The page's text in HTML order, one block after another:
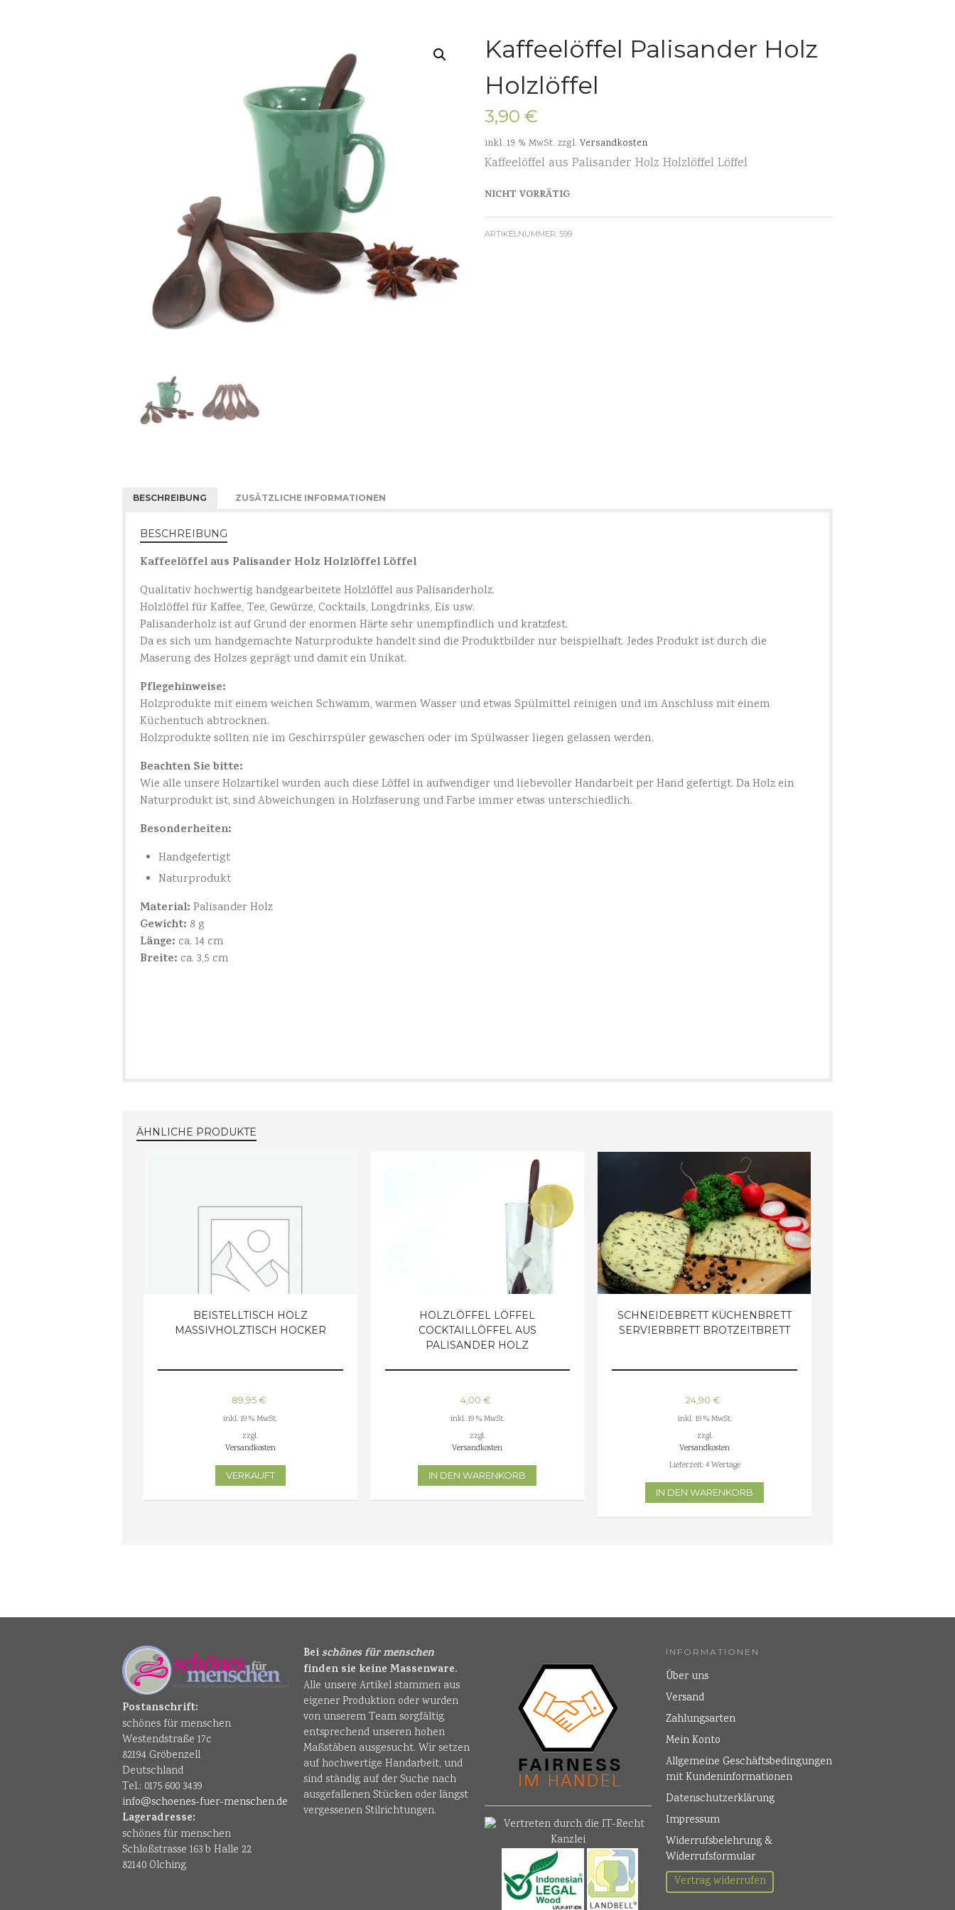
Pflanzschalen
Kaffeelöffel Palisander Holz
Holzlöffel
3,90 €
inkl. 19 % MwSt. zzgl. Versandkosten
Kaffeelöffel aus Palisander Holz Holzlöffel Löffel
NICHT VORRÄTIG
ARTIKELNUMMER: 599
BESCHREIBUNG ZUSÄTZLICHE INFORMATIONEN
BESCHREIBUNG
Kaffeelöffel aus Palisander Holz Holzlöffel Löffel
Qualitativ hochwertig handgearbeitete Holzlöffel aus Palisanderholz.
Holzlöffel für Kaffee, Tee, Gewürze, Cocktails, Longdrinks, Eis usw.
Palisanderholz ist auf Grund der enormen Härte sehr unempfindlich und kratzfest.
Da es sich um handgemachte Naturprodukte handelt sind die Produktbilder nur beispielhaft. Jedes Produkt ist durch die
Maserung des Holzes geprägt und damit ein Unikat.
Pflegehinweise:
Holzprodukte mit einem weichen Schwamm, warmen Wasser und etwas Spülmittel reinigen und im Anschluss mit einem
Küchentuch abtrocknen.
Holzprodukte sollten nie im Geschirrspüler gewaschen oder im Spülwasser liegen gelassen werden.
Beachten Sie bitte:
Wie alle unsere Holzartikel wurden auch diese Löffel in aufwendiger und liebevoller Handarbeit per Hand gefertigt. Da Holz ein
Naturprodukt ist, sind Abweichungen in Holzfaserung und Farbe immer etwas unterschiedlich.
Besonderheiten:
Handgefertigt
Naturprodukt
Material: Palisander Holz
Gewicht: 8 g
Länge: ca. 14 cm
Breite: ca. 3,5 cm
ÄHNLICHE PRODUKTE
BEISTELLTISCH HOLZ
MASSIVHOLZTISCH HOCKER
89,95€
inkl. 19 % MwSt.
zzgl.
Versandkosten
VERKAUFT
HOLZLÖFFEL LÖFFEL
COCKTAILLÖFFEL AUS
PALISANDER HOLZ
4,00€
inkl. 19 % MwSt.
zzgl.
Versandkosten
IN DEN WARENKORB
SCHNEIDEBRETT KÜCHENBRETT
SERVIERBRETT BROTZEITBRETT
24,90€
inkl. 19 % MwSt.
zzgl.
Versandkosten
Lieferzeit:4 Wertage
IN DEN WARENKORB
Postanschrift:
schönes für menschen
Westendstraße 17c
82194 Gröbenzell
Deutschland
Tel.: 0175 600 3439
info@schoenes-fuer-menschen.de
Lageradresse:
schönes für menschen
Schloßstrasse 163 b Halle 22
82140 Olching
Beischönes für menschen
finden sie keine Massenware.
Alle unsere Artikel stammen aus
eigener Produktion oder wurden
von unserem Team sorgfältig
entsprechend unseren hohen
Maßstäben ausgesucht. Wir setzen
auf hochwertige Handarbeit, und
sind ständig auf der Suche nach
ausgefallenen Stücken oder längst
vergessenen Stilrichtungen.
INFORMATIONEN
Über uns
Versand
Zahlungsarten
Mein Konto
Allgemeine Geschäftsbedingungen
mit Kundeninformationen
Datenschutzerklärung
Impressum
Widerrufsbelehrung &
Widerrufsformular
Vertrag widerrufen